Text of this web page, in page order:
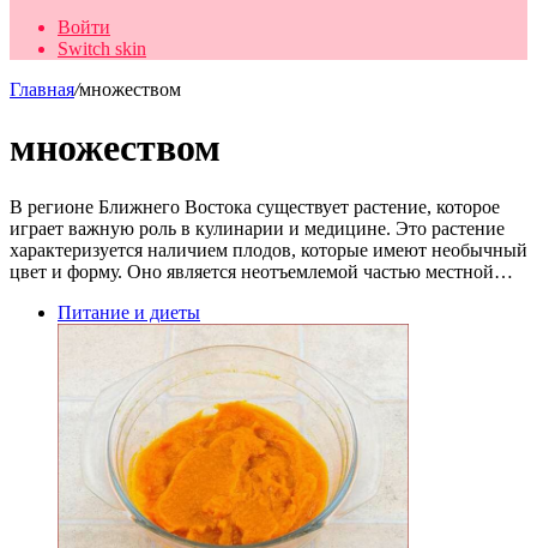
Войти
Switch skin
Главная/множеством
множеством
В регионе Ближнего Востока существует растение, которое
играет важную роль в кулинарии и медицине. Это растение
характеризуется наличием плодов, которые имеют необычный
цвет и форму. Оно является неотъемлемой частью местной…
Питание и диеты